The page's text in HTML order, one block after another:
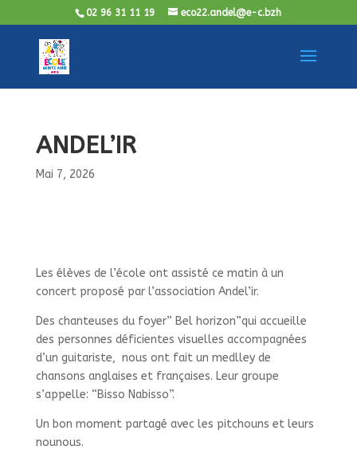
02 96 31 11 19 eco22.andel@e-c.bzh
ANDEL’IR
Mai 7, 2026
Les élèves de l’école ont assisté ce matin à un
concert proposé par l’association Andel’ir.
Des chanteuses du foyer” Bel horizon”qui accueille
des personnes déficientes visuelles accompagnées
d’un guitariste, nous ont fait un medlley de
chansons anglaises et françaises. Leur groupe
s’appelle: “Bisso Nabisso”.
Un bon moment partagé avec les pitchouns et leurs
nounous.